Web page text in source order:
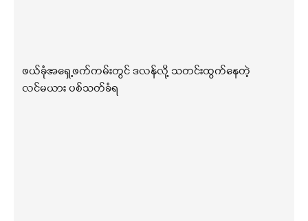
ဖယ်ခုံအရှေ့ဖက်ကမ်းတွင် ဒလန်လို့ သတင်းထွက်နေတဲ့
လင်မယား ပစ်သတ်ခံရ